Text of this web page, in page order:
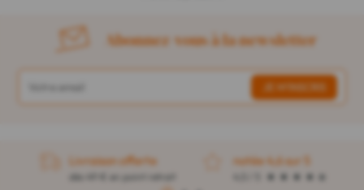
Abonnez-vous à la newsletter
Livraison offerte
dès 49 € en point retrait
notée 4,6 sur 5